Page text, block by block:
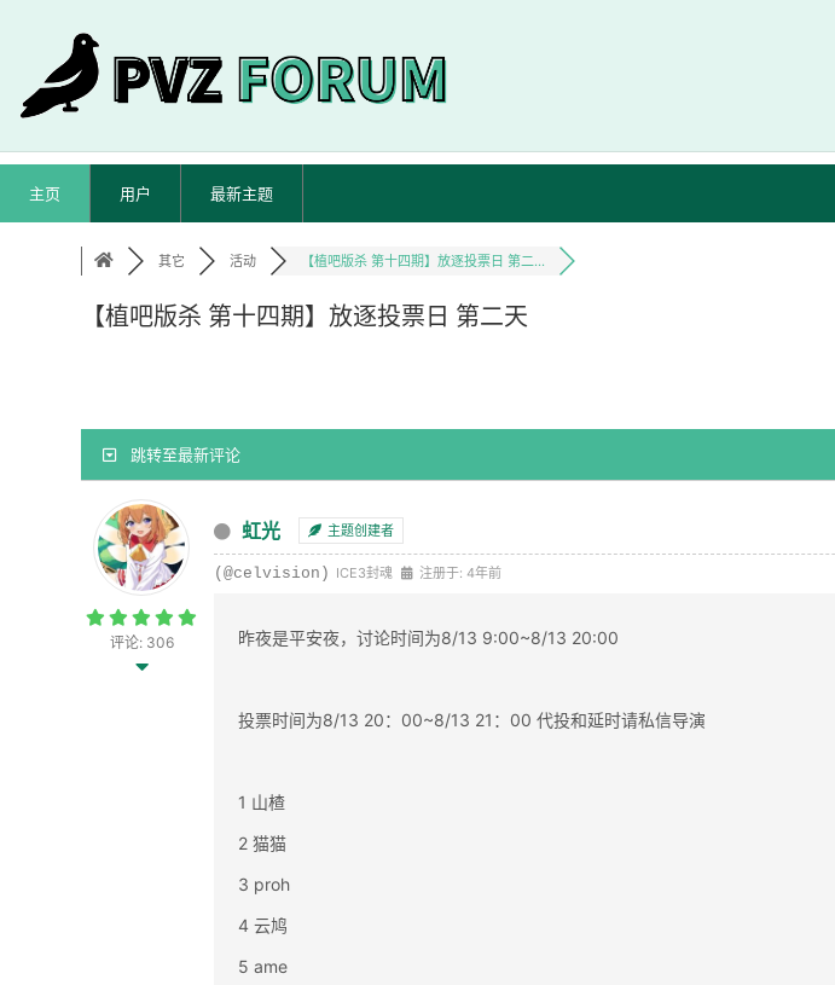
主页 用户 最新主题
其它 活动 【植吧版杀 第十四期】放逐投票日 第二...
【植吧版杀 第十四期】放逐投票日 第二天
跳转至最新评论
评论: 306
虹光 主题创建者
(@celvision) ICE3封魂 注册于: 4年前
昨夜是平安夜，讨论时间为8/13 9:00~8/13 20:00
投票时间为8/13 20：00~8/13 21：00 代投和延时请私信导演
1 山楂
2 猫猫
3 proh
4 云鸠
5 ame